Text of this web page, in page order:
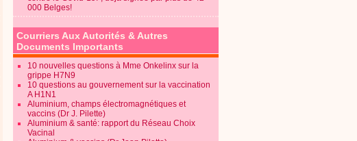
000 Belges!
Courriers Aux Autorités & Autres
Documents Importants
10 nouvelles questions à Mme Onkelinx sur la
grippe H7N9
10 questions au gouvernement sur la vaccination
A H1N1
Aluminium, champs électromagnétiques et
vaccins (Dr J. Pilette)
Aluminium & santé: rapport du Réseau Choix
Vacinal